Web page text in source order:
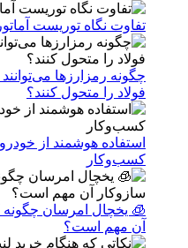
تفاوت نگاه توریست
چگونه رمزارزها
فولاد را متحول کنند؟
استفاده هوشمند از
کسب‌وکار
🧊 یخچال امرسان چگونه
آن مهم است؟